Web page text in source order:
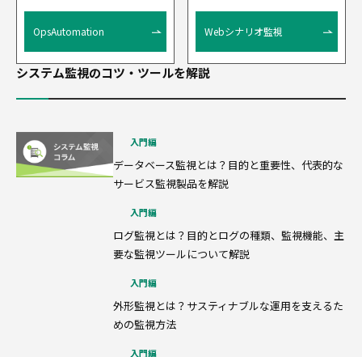
OpsAutomation Webシナリオ監視
システム監視のコツ・ツールを解説
入門編
データベース監視とは？目的と重要性、代表的な
サービス監視製品を解説
入門編
ログ監視とは？目的とログの種類、監視機能、主
要な監視ツールについて解説
入門編
外形監視とは？サスティナブルな運用を支えるた
めの監視方法
入門編